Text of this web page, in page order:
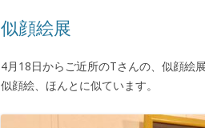
似顔絵展
4月18日からご近所のTさんの、似顔絵
似顔絵、ほんとに似ています。